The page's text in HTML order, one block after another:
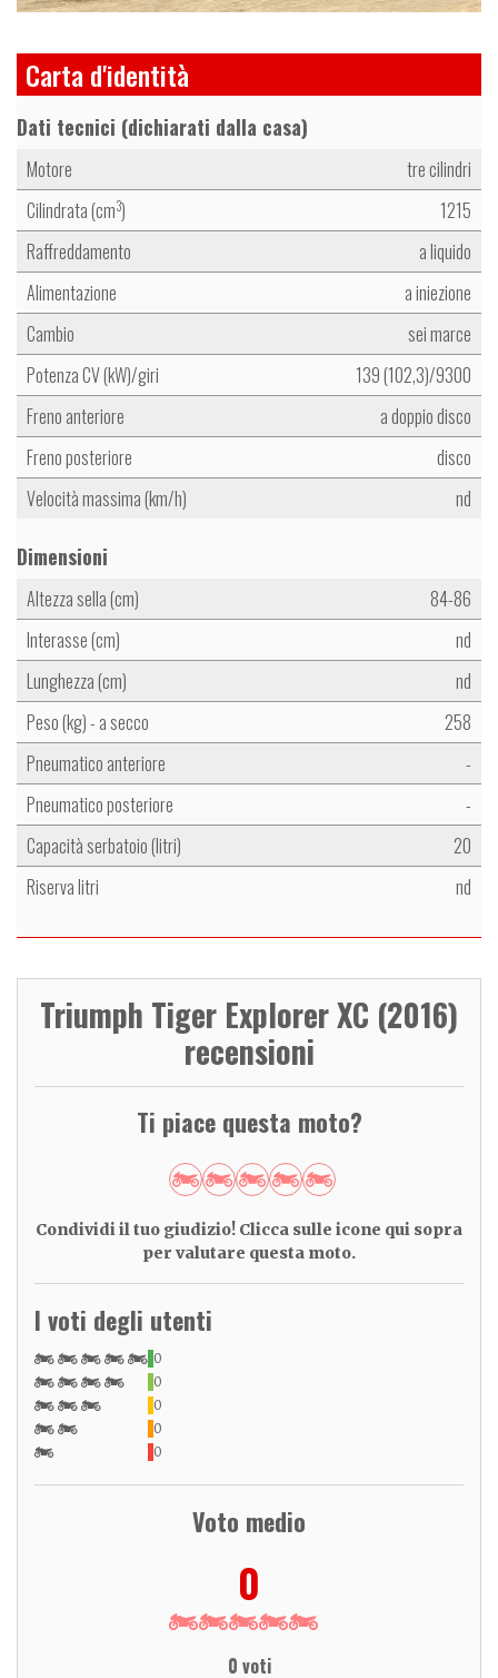
Carta d'identità
Dati tecnici (dichiarati dalla casa)
Motore
tre cilindri
Cilindrata (cm3)
1215
Raffreddamento
a liquido
Alimentazione
a iniezione
Cambio
sei marce
Potenza CV (kW)/giri
139 (102,3)/9300
Freno anteriore
a doppio disco
Freno posteriore
disco
Velocità massima (km/h)
nd
Dimensioni
Altezza sella (cm)
84-86
Interasse (cm)
nd
Lunghezza (cm)
nd
Peso (kg) - a secco
258
Pneumatico anteriore
-
Pneumatico posteriore
-
Capacità serbatoio (litri)
20
Riserva litri
nd
Triumph Tiger Explorer XC (2016)
recensioni
Ti piace questa moto?
Condividi il tuo giudizio! Clicca sulle icone qui sopra
per valutare questa moto.
I voti degli utenti
0
0
0
0
0
Voto medio
0
0 voti